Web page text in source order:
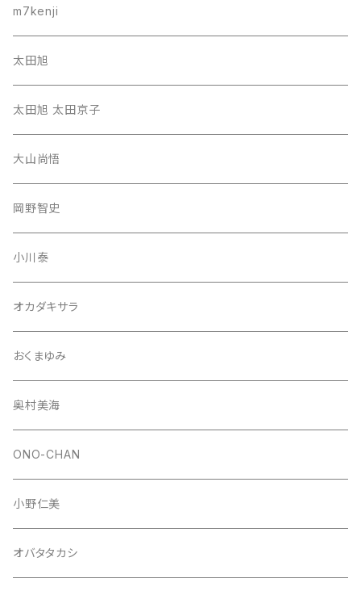
m7kenji
太田旭
太田旭 太田京子
大山尚悟
岡野智史
小川泰
オカダキサラ
おくまゆみ
奥村美海
ONO-CHAN
小野仁美
オバタタカシ